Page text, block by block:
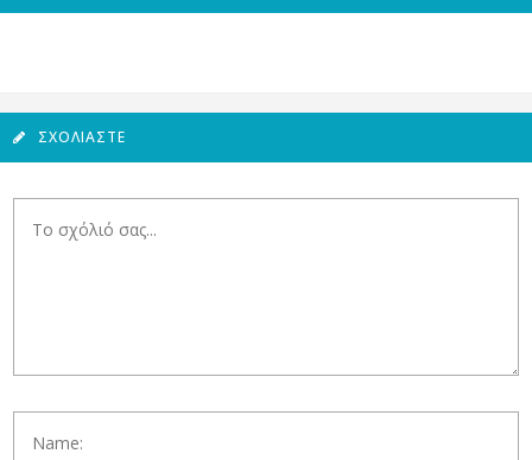
ΣΧΟΛΙΆΣΤΕ